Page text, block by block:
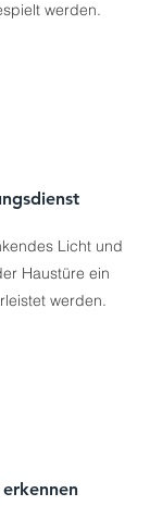
werden.
Licht und
Haustüre ein
werden.